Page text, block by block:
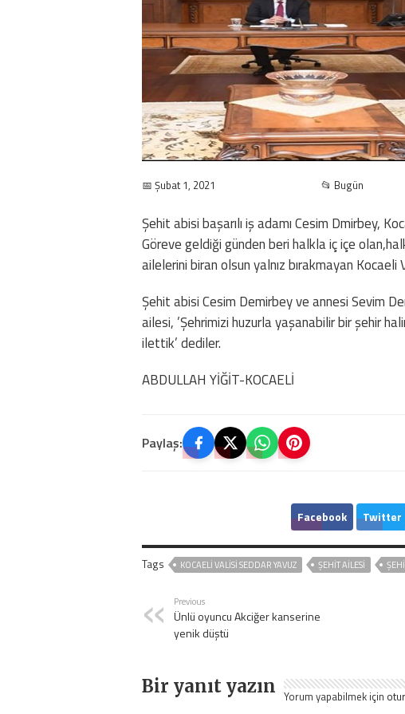
📅 Şubat 1, 2021 📂 Bugün
Şehit abisi başarılı iş adamı Cesim Dmirbey,
Göreve geldiği günden beri halkla iç içe
ailelerini biran olsun yalnız bırakmayan
Şehit abisi Cesim Demirbey ve annesi Sevim
ailesi, ’Şehrimizi huzurla yaşanabilir bir şehir
ilettik’ dediler.
ABDULLAH YİĞİT-KOCAELİ
Paylaş:
Facebook Twitter
Tags KOCAELİ VALİSİ SEDDAR YAVUZ ŞEHİT AİLESİ
Previous
Ünlü oyuncu Akciğer kanserine
yenik düştü
Bir yanıt yazın Yorum yapabilmek için